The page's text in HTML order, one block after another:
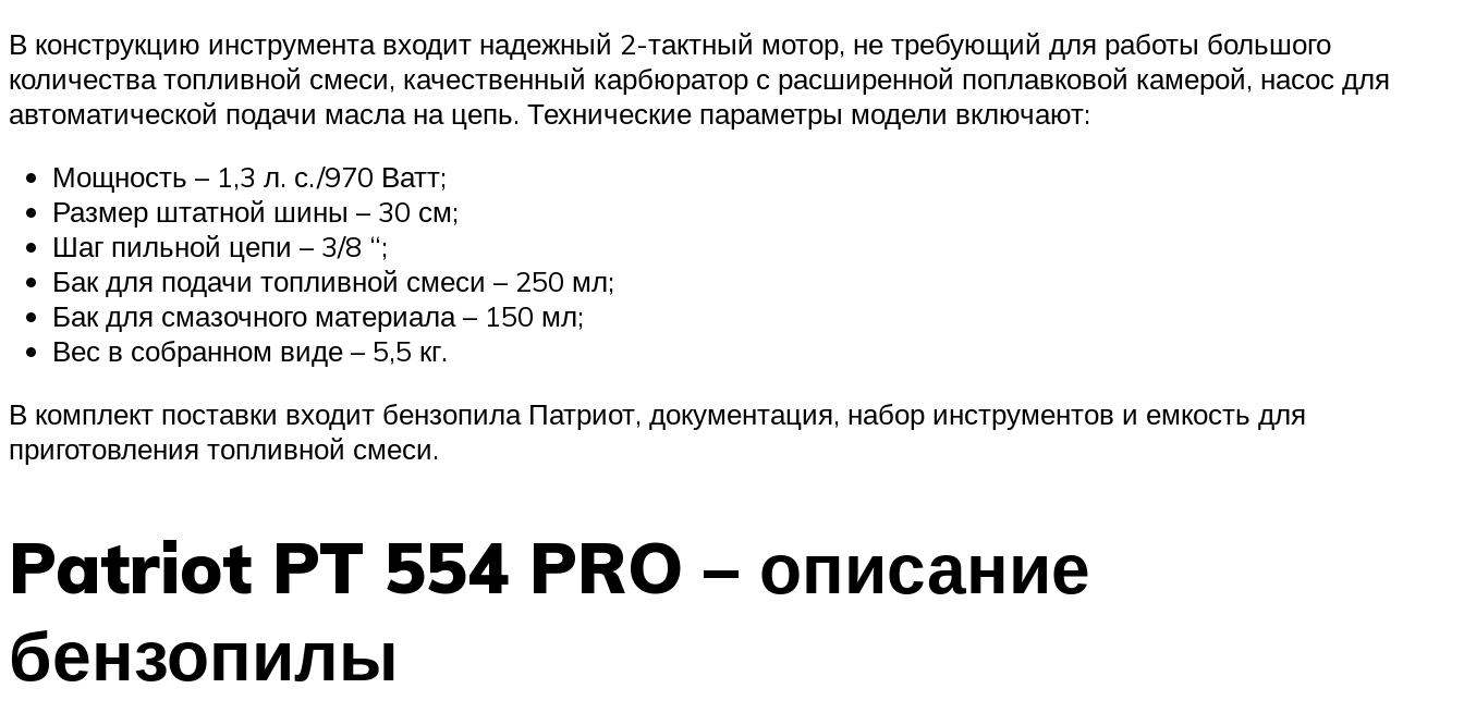
В конструкцию инструмента входит надежный 2-тактный мотор, не требующий для работы большого
количества топливной смеси, качественный карбюратор с расширенной поплавковой камерой, насос для
автоматической подачи масла на цепь. Технические параметры модели включают:
Мощность – 1,3 л. с./970 Ватт;
Размер штатной шины – 30 см;
Шаг пильной цепи – 3/8 “;
Бак для подачи топливной смеси – 250 мл;
Бак для смазочного материала – 150 мл;
Вес в собранном виде – 5,5 кг.
В комплект поставки входит бензопила Патриот, документация, набор инструментов и емкость для
приготовления топливной смеси.
Patriot PT 554 PRO – описание
бензопилы